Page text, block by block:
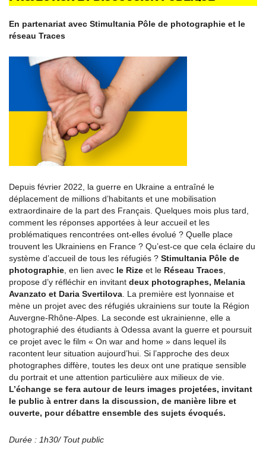
En partenariat avec Stimultania Pôle de photographie et le
réseau Traces
Depuis février 2022, la guerre en Ukraine a entraîné le
déplacement de millions d’habitants et une mobilisation
extraordinaire de la part des Français. Quelques mois plus tard,
comment les réponses apportées à leur accueil et les
problématiques rencontrées ont-elles évolué ? Quelle place
trouvent les Ukrainiens en France ? Qu’est-ce que cela éclaire du
système d’accueil de tous les réfugiés ? Stimultania Pôle de
photographie , en lien avec le Rize et le Réseau Traces
propose d’y réfléchir en invitant deux photographes, Melania
Avanzato et Daria Svertilova . La première est lyonnaise et
mène un projet avec des réfugiés ukrainiens sur toute la Région
Auvergne-Rhône-Alpes. La seconde est ukrainienne, elle a
photographié des étudiants à Odessa avant la guerre et poursuit
ce projet avec le film « On war and home » dans lequel ils
racontent leur situation aujourd’hui. Si l’approche des deux
photographes diffère, toutes les deux ont une pratique sensible
du portrait et une attention particulière aux milieux de vie.
L’échange se fera autour de leurs images projetées, invitant
le public à entrer dans la discussion, de manière libre et
ouverte, pour débattre ensemble des sujets évoqués.
Durée : 1h30/ Tout public